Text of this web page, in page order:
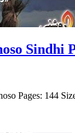
Sindhi
Pages: 144